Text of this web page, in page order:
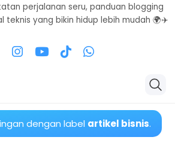
perjalanan seru, panduan blogging
teknis yang bikin hidup lebih mudah 🌍✈️
dengan label artikel bisnis.